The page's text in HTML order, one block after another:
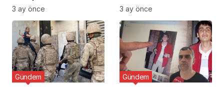
3 ay önce 3 ay önce
Gündem Gündem